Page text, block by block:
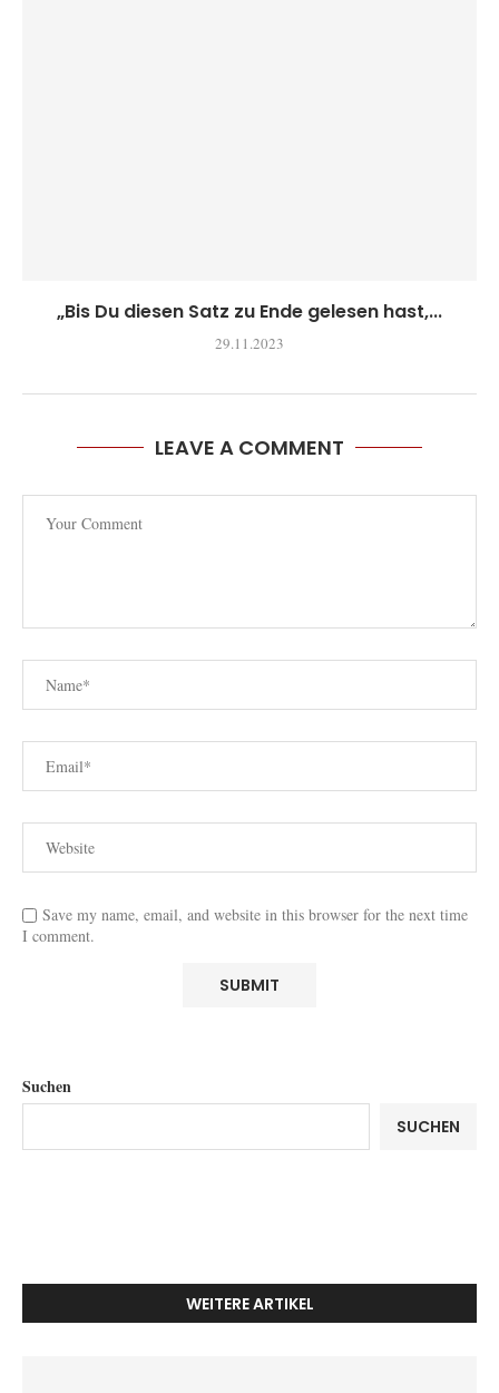
„Bis Du diesen Satz zu Ende gelesen hast,...
29.11.2023
LEAVE A COMMENT
Save my name, email, and website in this browser for the next time
I comment.
Suchen
SUCHEN
WEITERE ARTIKEL